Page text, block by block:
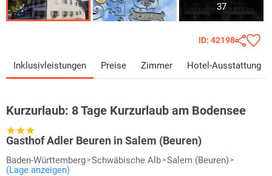
37
ID: 42198
Inklusivleistungen Preise Zimmer Hotel-Ausstattung
Kurzurlaub: 8 Tage Kurzurlaub am Bodensee
Gasthof Adler Beuren in Salem (Beuren)
Baden-Württemberg Schwäbische Alb Salem (Beuren)
(Lage anzeigen)